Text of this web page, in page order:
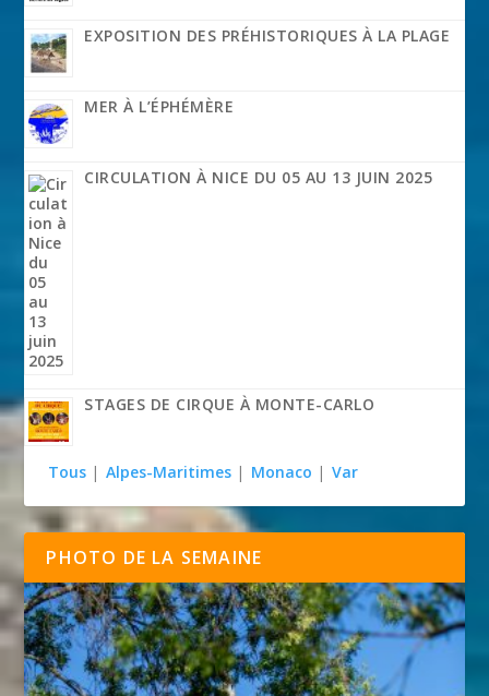
EXPOSITION DES PRÉHISTORIQUES À LA PLAGE
MER À L’ÉPHÉMÈRE
CIRCULATION À NICE DU 05 AU 13 JUIN 2025
STAGES DE CIRQUE À MONTE-CARLO
Tous | Alpes-Maritimes | Monaco | Var
PHOTO DE LA SEMAINE